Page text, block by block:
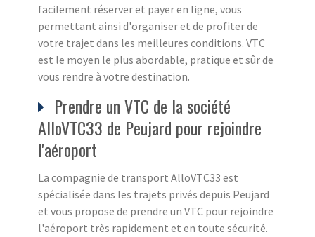
facilement réserver et payer en ligne, vous
permettant ainsi d'organiser et de profiter de
votre trajet dans les meilleures conditions. VTC
est le moyen le plus abordable, pratique et sûr de
vous rendre à votre destination.
Prendre un VTC de la société
AlloVTC33 de Peujard pour rejoindre
l'aéroport
La compagnie de transport AlloVTC33 est
spécialisée dans les trajets privés depuis Peujard
et vous propose de prendre un VTC pour rejoindre
l'aéroport très rapidement et en toute sécurité.